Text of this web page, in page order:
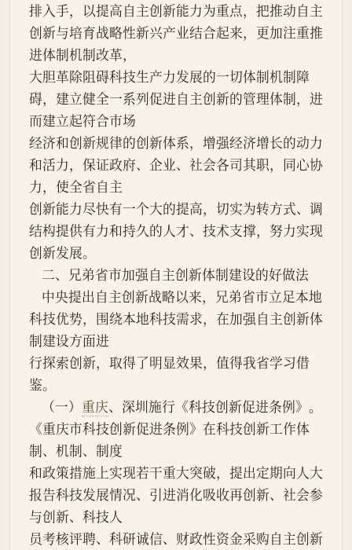
排入手，以提高自主创新能力为重点，把推动自主
创新与培育战略性新兴产业结合起来，更加注重推
进体制机制改革，
大胆革除阻碍科技生产力发展的一切体制机制障
碍，建立健全一系列促进自主创新的管理体制，进
而建立起符合市场
经济和创新规律的创新体系，增强经济增长的动力
和活力，保证政府、企业、社会各司其职，同心协
力，使全省自主
创新能力尽快有一个大的提高，切实为转方式、调
结构提供有力和持久的人才、技术支撑，努力实现
创新发展。
    二、兄弟省市加强自主创新体制建设的好做法
科技优势，围绕本地科技需求，在加强自主创新体
制建设方面进
行探索创新，取得了明显效果，值得我省学习借
鉴。
    （一）
重庆、深圳施行《科技创新促进条例》。
《重庆市科技创新促进条例》在科技创新工作体
制、机制、制度
和政策措施上实现若干重大突破，提出定期向人大
报告科技发展情况、引进消化吸收再创新、社会参
与创新、科技人
员考核评聘、科研诚信、财政性资金采购自主创新